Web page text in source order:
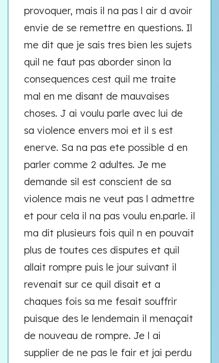
provoquer, mais il na pas l air d avoir
envie de se remettre en questions. Il
me dit que je sais tres bien les sujets
quil ne faut pas aborder sinon la
consequences cest quil me traite
mal en me disant de mauvaises
choses. J ai voulu parle avec lui de
sa violence envers moi et il s est
enerve. Sa na pas ete possible d en
parler comme 2 adultes. Je me
demande sil est conscient de sa
violence mais ne veut pas l admettre
et pour cela il na pas voulu en.parle. il
ma dit plusieurs fois quil n en pouvait
plus de toutes ces disputes et quil
allait rompre puis le jour suivant il
revenait sur ce quil disait et a
chaques fois sa me fesait souffrir
puisque des le lendemain il menaçait
de nouveau de rompre. Je l ai
supplier de ne pas le fair et jai perdu